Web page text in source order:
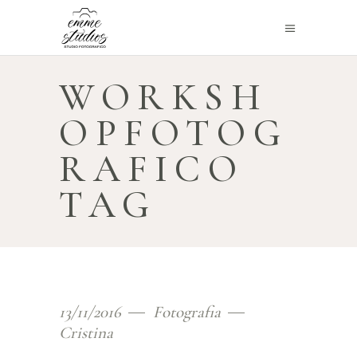
WORKSH
OPFOTOG
RAFICO
TAG
13/11/2016
Fotografia
Cristina